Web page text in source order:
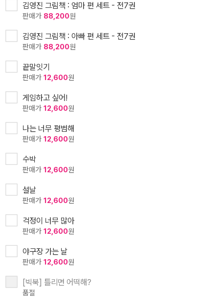
김영진 그림책 : 엄마 편 세트 - 전7권
판매가 88,200원
김영진 그림책 : 아빠 편 세트 - 전7권
판매가 88,200원
끝말잇기
판매가 12,600원
게임하고 싶어!
판매가 12,600원
나는 너무 평범해
판매가 12,600원
수박
판매가 12,600원
설날
판매가 12,600원
걱정이 너무 많아
판매가 12,600원
야구장 가는 날
판매가 12,600원
[빅북] 틀리면 어떡해?
품절